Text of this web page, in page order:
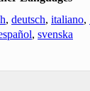
, deutsch, italiano,
, svenska